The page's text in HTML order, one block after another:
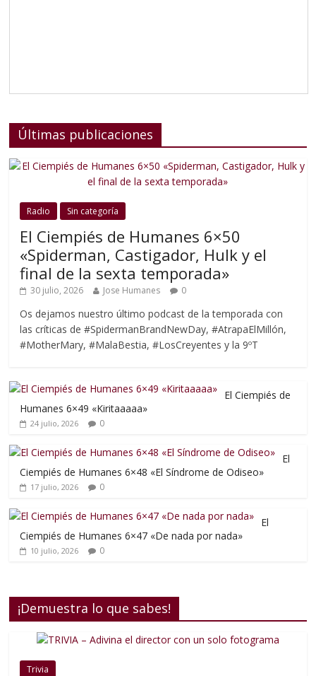
Últimas publicaciones
Radio Sin categoría
El Ciempiés de Humanes 6×50
«Spiderman, Castigador, Hulk y el
final de la sexta temporada»
30 julio, 2026 Jose Humanes 0
Os dejamos nuestro último podcast de la temporada con
las críticas de #SpidermanBrandNewDay, #AtrapaElMillón,
#MotherMary, #MalaBestia, #LosCreyentes y la 9ºT
El Ciempiés de
Humanes 6×49 «Kiritaaaaa»
24 julio, 2026 0
El
Ciempiés de Humanes 6×48 «El Síndrome de Odiseo»
17 julio, 2026 0
El
Ciempiés de Humanes 6×47 «De nada por nada»
10 julio, 2026 0
¡Demuestra lo que sabes!
Trivia